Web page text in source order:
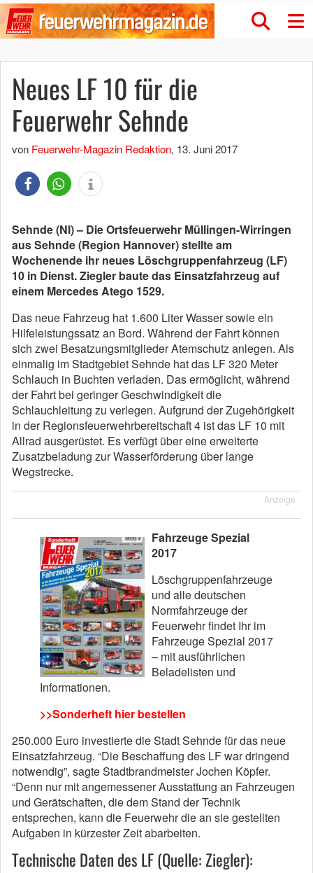
Neues LF 10 für die
Feuerwehr Sehnde
von Feuerwehr-Magazin Redaktion, 13. Juni 2017
Sehnde (NI) – Die Ortsfeuerwehr Müllingen-Wirringen
aus Sehnde (Region Hannover) stellte am
Wochenende ihr neues Löschgruppenfahrzeug (LF)
10 in Dienst. Ziegler baute das Einsatzfahrzeug auf
einem Mercedes Atego 1529.
Das neue Fahrzeug hat 1.600 Liter Wasser sowie ein
Hilfeleistungssatz an Bord. Während der Fahrt können
sich zwei Besatzungsmitglieder Atemschutz anlegen. Als
einmalig im Stadtgebiet Sehnde hat das LF 320 Meter
Schlauch in Buchten verladen. Das ermöglicht, während
der Fahrt bei geringer Geschwindigkeit die
Schlauchleitung zu verlegen. Aufgrund der Zugehörigkeit
in der Regionsfeuerwehrbereitschaft 4 ist das LF 10 mit
Allrad ausgerüstet. Es verfügt über eine erweiterte
Zusatzbeladung zur Wasserförderung über lange
Wegstrecke.
Anzeige
Fahrzeuge Spezial
2017
Löschgruppenfahrzeuge
und alle deutschen
Normfahrzeuge der
Feuerwehr findet Ihr im
Fahrzeuge Spezial 2017
– mit ausführlichen
Beladelisten und
Informationen.
>>Sonderheft hier bestellen
250.000 Euro investierte die Stadt Sehnde für das neue
Einsatzfahrzeug. “Die Beschaffung des LF war dringend
notwendig”, sagte Stadtbrandmeister Jochen Köpfer.
“Denn nur mit angemessener Ausstattung an Fahrzeugen
und Gerätschaften, die dem Stand der Technik
entsprechen, kann die Feuerwehr die an sie gestellten
Aufgaben in kürzester Zeit abarbeiten.
Technische Daten des LF (Quelle: Ziegler):